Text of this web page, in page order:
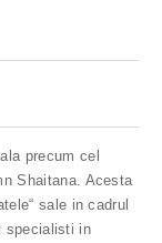
precum cel
Shaitana. Acesta
sale in cadrul
specialisti in